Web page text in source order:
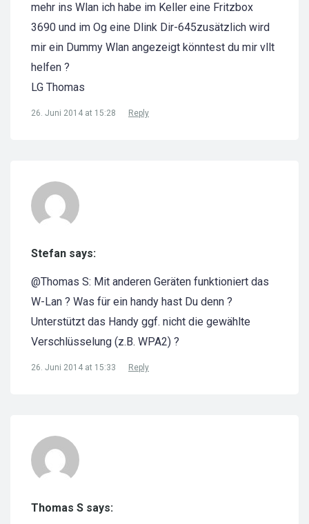
mehr ins Wlan ich habe im Keller eine Fritzbox
3690 und im Og eine Dlink Dir-645zusätzlich wird
mir ein Dummy Wlan angezeigt könntest du mir vllt
helfen ?
LG Thomas
26. Juni 2014 at 15:28 Reply
Stefan says:
@Thomas S: Mit anderen Geräten funktioniert das
W-Lan ? Was für ein handy hast Du denn ?
Unterstützt das Handy ggf. nicht die gewählte
Verschlüsselung (z.B. WPA2) ?
26. Juni 2014 at 15:33 Reply
Thomas S says: